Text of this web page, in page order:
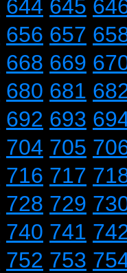
644 645
656 657
668 669
680 681
692 693
704 705
716 717
728 729
740 741
752 753